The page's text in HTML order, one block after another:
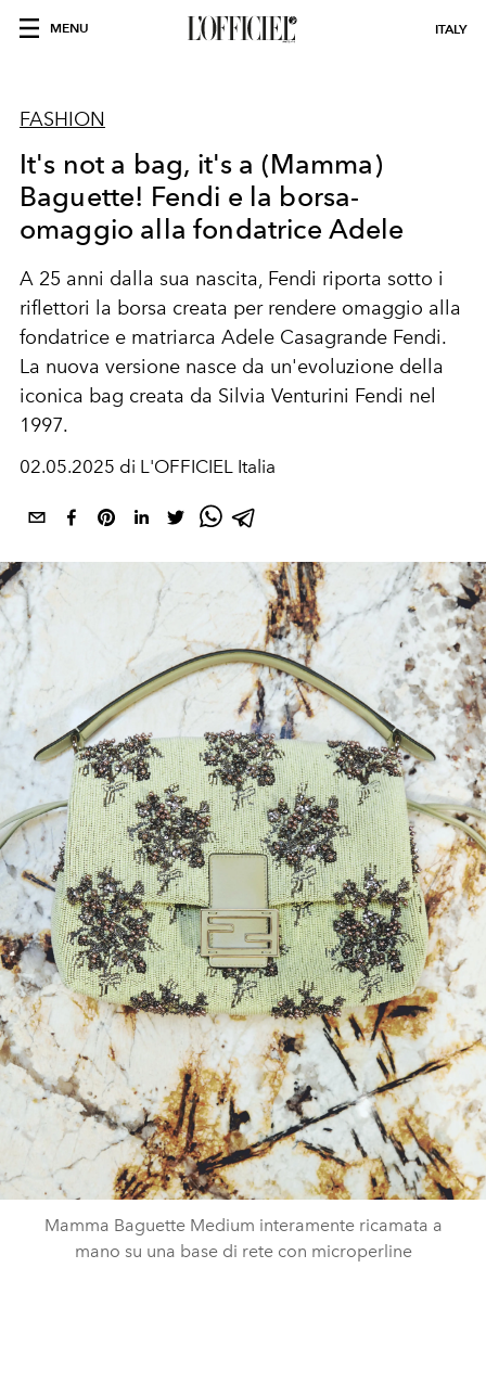
MENU ITALY
FASHION
It's not a bag, it's a (Mamma)
Baguette! Fendi e la borsa-
omaggio alla fondatrice Adele
A 25 anni dalla sua nascita, Fendi riporta sotto i
riflettori la borsa creata per rendere omaggio alla
fondatrice e matriarca Adele Casagrande Fendi.
La nuova versione nasce da un'evoluzione della
iconica bag creata da Silvia Venturini Fendi nel
1997.
02.05.2025 di L'OFFICIEL Italia
Mamma Baguette Medium interamente ricamata a
mano su una base di rete con microperline